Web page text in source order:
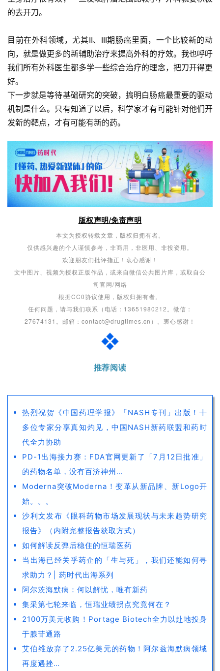
的去开刀。
目前在外科领域，尤其II、III期肠癌里面，一个比较新的动
向，就是做更多的新辅助治疗来提高外科的疗效。我也呼吁
我们所有外科医生都多学一些综合治疗的理念，把刀开得更
好。
下一步就是等待基础研究的突破，搞明白肠癌最重要的驱动
机制是什么。只有知道了以后，科学家才有可能针对他们开
发新的靶点，才有可能有新的药。
版权声明/免责声明
本文为授权转载文章，版权归拥有者。
仅供感兴趣的个人谨慎参考，非商用，非医用、非投资用。
欢迎朋友们批评指正！衷心感谢！
文中图片、视频为授权正版作品，或来自微信公共图片库，或取自公
司官网/网络
根据CC0协议使用，版权归拥有者。
任何问题，请与我们联系（电话：13651980212。微信：
27674131。邮箱：contact@drugtimes.cn）。衷心感谢！
推荐阅读
热烈祝贺《中国药理学报》「NASH专刊」出版！十
多位专家分享真知灼见，中国NASH新药联盟和药时
代全力协助
PD-1出海接力赛：FDA官网更新了「7月12日批准」
的药物名单，没有百济神州…
Moderna突破Moderna！变革从新品牌、新Logo开
始。。。
沙利文发布《眼科药物市场发展现状与未来趋势研究
报告》（内附完整报告获取方式）
如何解读反弹后稳住的恒瑞医药
当出海已经关乎药企的「生与死」，我们还能如何寻
求助力？| 药时代出海系列
阿尔茨海默病：何以解忧，唯有新药
集采第七轮来临，恒瑞业绩拐点究竟何在？
2100万美元收购！Portage Biotech全力以赴地投身
于腺苷通路
艾伯维放弃了2.25亿美元的药物！阿尔兹海默病领域
再度遇挫…